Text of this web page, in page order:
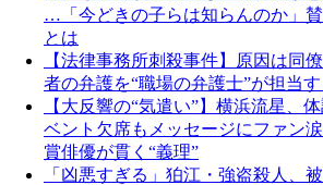
…「今どきの子らは知らんのか」
とは
【法律事務所刺殺事件】原因は同
者の弁護を“職場の弁護士”が担当
【大反響の“気遣い”】横浜流星、
ベント欠席もメッセージにファン
賞俳優が貫く“義理”
「凶悪すぎる」狛江・強盗殺人、